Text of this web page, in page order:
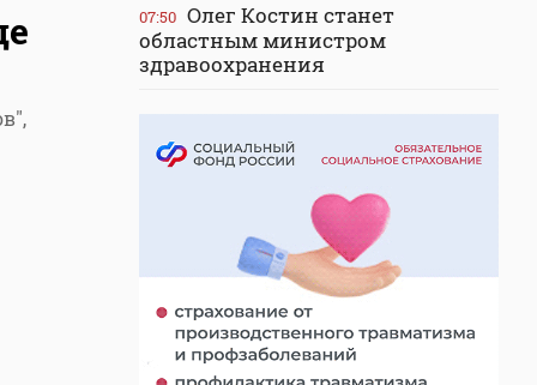
07:50 Олег Костин станет
областным министром
здравоохранения